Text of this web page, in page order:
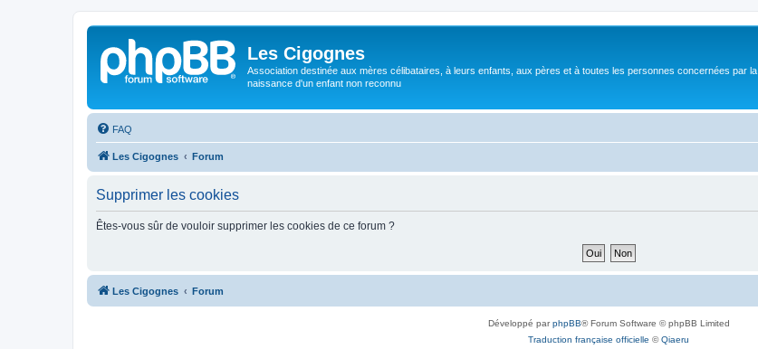
Les Cigognes
Association destinée aux mères célibataires, à leurs enfants, aux pères et à toutes les personnes concernées par la
naissance d'un enfant non reconnu
FAQ
Les Cigognes Forum
Supprimer les cookies
Êtes-vous sûr de vouloir supprimer les cookies de ce forum ?
Les Cigognes Forum
Développé parphpBB® Forum Software © phpBB Limited
Traduction française officielle ©Qiaeru